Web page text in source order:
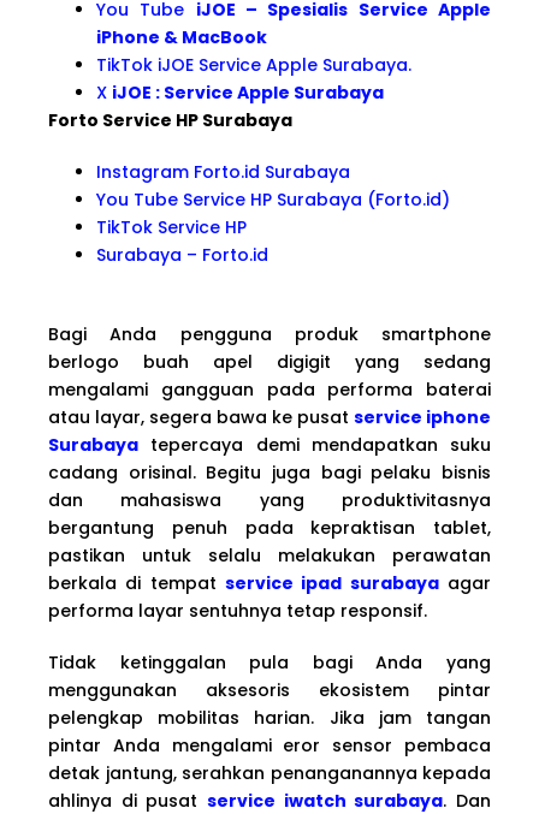
You Tube iJOE – Spesialis Service Apple
iPhone & MacBook
TikTok iJOE Service Apple Surabaya.
X iJOE : Service Apple Surabaya
Forto Service HP Surabaya
Instagram Forto.id Surabaya
You Tube Service HP Surabaya (Forto.id)
TikTok Service HP
Surabaya – Forto.id
Bagi Anda pengguna produk smartphone
berlogo buah apel digigit yang sedang
mengalami gangguan pada performa baterai
atau layar, segera bawa ke pusat service iphone
Surabaya tepercaya demi mendapatkan suku
cadang orisinal. Begitu juga bagi pelaku bisnis
dan mahasiswa yang produktivitasnya
bergantung penuh pada kepraktisan tablet,
pastikan untuk selalu melakukan perawatan
berkala di tempat service ipad surabayaagar
performa layar sentuhnya tetap responsif.
Tidak ketinggalan pula bagi Anda yang
menggunakan aksesoris ekosistem pintar
pelengkap mobilitas harian. Jika jam tangan
pintar Anda mengalami eror sensor pembaca
detak jantung, serahkan penanganannya kepada
ahlinya di pusat service iwatch surabaya. Dan